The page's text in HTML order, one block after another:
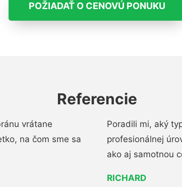
POŽIADAŤ O CENOVÚ PONUKU
Referencie
vrátane
na čom sme sa
Poradili mi, aký
profesionálnej
ako aj samotnou
RICHARD